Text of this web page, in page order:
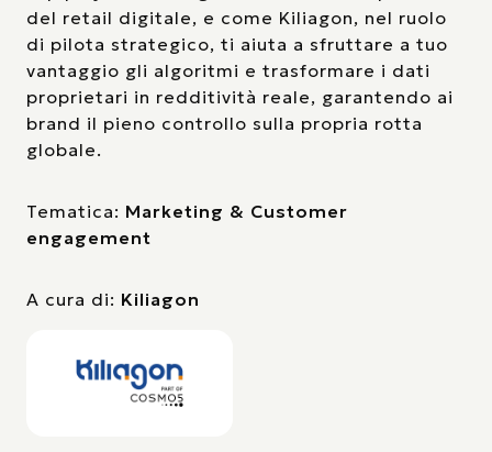
del retail digitale, e come Kiliagon, nel ruolo
di pilota strategico, ti aiuta a sfruttare a tuo
vantaggio gli algoritmi e trasformare i dati
proprietari in redditività reale, garantendo ai
brand il pieno controllo sulla propria rotta
globale.
Tematica: Marketing & Customer
engagement
A cura di: Kiliagon